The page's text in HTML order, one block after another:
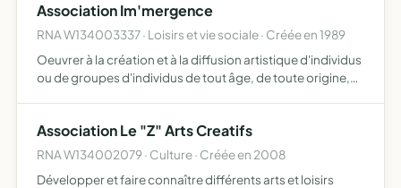
Association Im'mergence
RNA W134003337 · Loisirs et vie sociale · Créée en 1989
Oeuvrer à la création et à la diffusion artistique d'individus
ou de groupes d'individus de tout âge, de toute origine,
Association Le "Z" Arts Creatifs
RNA W134002079 · Culture · Créée en 2008
Développer et faire connaître différents arts et loisirs